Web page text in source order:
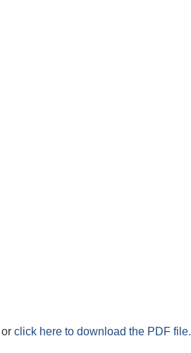
or click here to download the PDF file.